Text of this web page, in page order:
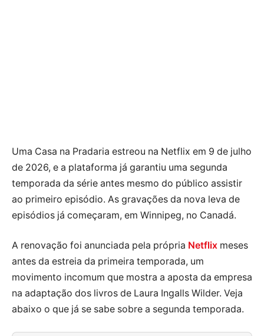
Uma Casa na Pradaria estreou na Netflix em 9 de julho
de 2026, e a plataforma já garantiu uma segunda
temporada da série antes mesmo do público assistir
ao primeiro episódio. As gravações da nova leva de
episódios já começaram, em Winnipeg, no Canadá.
A renovação foi anunciada pela própria Netflix meses
antes da estreia da primeira temporada, um
movimento incomum que mostra a aposta da empresa
na adaptação dos livros de Laura Ingalls Wilder. Veja
abaixo o que já se sabe sobre a segunda temporada.